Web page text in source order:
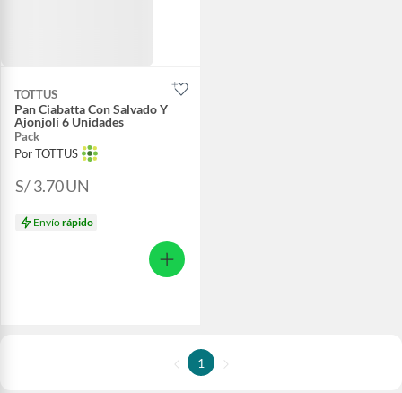
TOTTUS
Pan Ciabatta Con Salvado Y
Ajonjolí 6 Unidades
Pack
Por TOTTUS
S/ 3.70UN
Envíorápido
1